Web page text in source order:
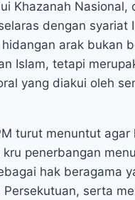
Khazanah Nasional,
dengan syariat
arak bukan
Islam, tetapi
yang diakui oleh
turut menuntut agar
penerbangan
hak beragama
Persekutuan, serta